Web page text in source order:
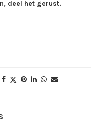
deel het gerust.